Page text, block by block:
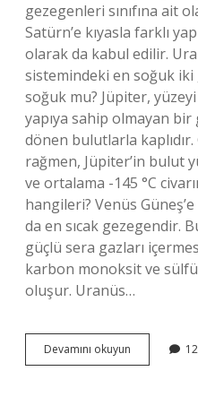
gezegenleri sınıfına ait
Satürn’e kıyasla farklı
olarak da kabul edilir.
sistemindeki en soğuk
soğuk mu? Jüpiter,
yapıya sahip olmayan bir
dönen bulutlarla kaplıdır.
rağmen, Jüpiter’in bulut
ve ortalama -145 °C
hangileri? Venüs
da en sıcak gezegendir.
güçlü sera gazları
karbon monoksit ve
oluşur. Uranüs…
Devamını okuyun
Soğuk